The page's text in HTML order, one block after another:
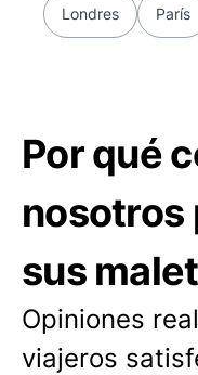
Londres París
Por qué
nosotros
sus
Opiniones
viajeros